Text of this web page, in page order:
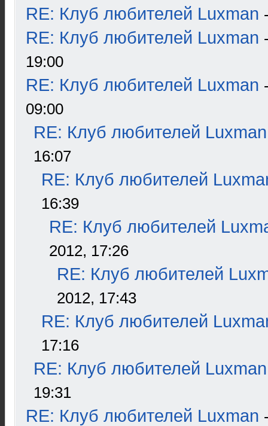
RE: Клуб любителей Luxman
RE: Клуб любителей Luxman
19:00
RE: Клуб любителей Luxman
09:00
RE: Клуб любителей Luxman
16:07
RE: Клуб любителей
16:39
RE: Клуб любителей
2012, 17:26
RE: Клуб любителей
2012, 17:43
RE: Клуб любителей
17:16
RE: Клуб любителей Luxman
19:31
RE: Клуб любителей Luxman